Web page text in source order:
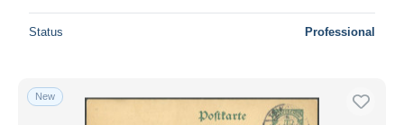
Status Professional
New